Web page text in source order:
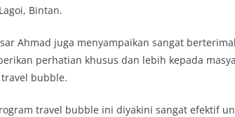
Bintan.
Ahmad juga menyampaikan sangat
perhatian khusus dan lebih kepada
bubble.
travel bubble ini diyakini sangat efektif